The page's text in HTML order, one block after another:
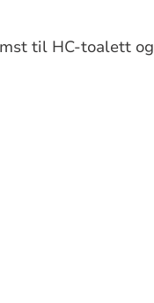
til HC-toalett og